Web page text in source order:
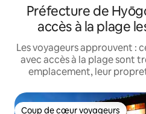
Préfecture de
accès à la plage
Les voyageurs approuvent :
avec accès à la plage sont
emplacement, leur
Coup de cœur voyageurs